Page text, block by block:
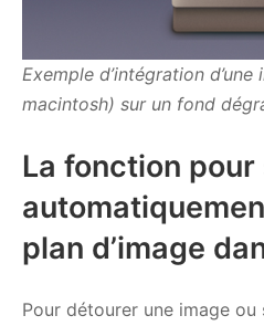
Exemple d’intégration d’une
macintosh) sur un fond
La fonction
plan d’image
Pour détourer une image ou